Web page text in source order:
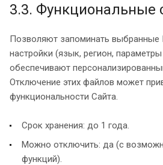
3.3. Функциональные
Позволяют запоминать выбранные
настройки (язык, регион,
обеспечивают
Отключение этих файлов может
функциональности Сайта.
Срок хранения: до 1 года.
Можно отключить: да (с
функций).